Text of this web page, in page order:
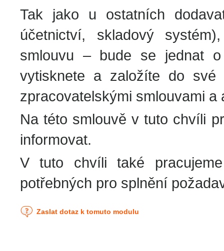
Tak jako u ostatních
účetnictví, skladový
smlouvu – bude se jednat
vytisknete a založíte do své
zpracovatelskými smlouvami
Na této smlouvě v tuto chvíli
informovat.
V tuto chvíli také
potřebných pro splnění
Zaslat dotaz k tomuto modulu